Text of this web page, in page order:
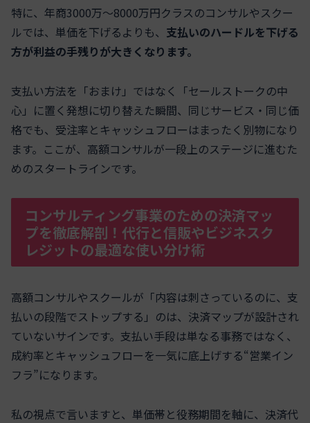
特に、年商3000万〜8000万円クラスのコンサルやスクー
ルでは、単価を下げるよりも、 支払いのハードルを下げる
方が利益の手残りが大きくなります。
支払い方法を「おまけ」ではなく「セールストークの中
心」に置く発想に切り替えた瞬間、同じサービス・同じ価
格でも、受注率とキャッシュフローはまったく別物になり
ます。ここが、高額コンサルが一段上のステージに進むた
めのスタートラインです。
コンサルティング事業のための決済マッ
プを徹底解剖！代行と信販やビジネスク
レジットの最適な使い分け術
高額コンサルやスクールが「内容は刺さっているのに、支
払いの段階でストップする」のは、決済マップが設計され
ていないサインです。支払い手段は単なる事務ではなく、
成約率とキャッシュフローを一気に底上げする“営業イン
フラ”になります。
私の視点で言いますと、単価帯と役務期間を軸に、決済代